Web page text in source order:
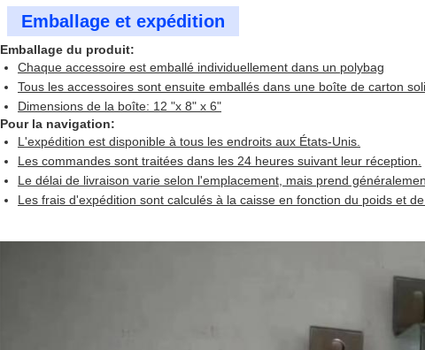
Emballage et expédition
Emballage du produit:
Chaque accessoire est emballé individuellement dans un polybag
Tous les accessoires sont ensuite emballés dans une boîte de carton
Dimensions de la boîte: 12 "x 8" x 6"
Pour la navigation:
L'expédition est disponible à tous les endroits aux États-Unis.
Les commandes sont traitées dans les 24 heures suivant leur réception.
Le délai de livraison varie selon l'emplacement, mais prend
Les frais d'expédition sont calculés à la caisse en fonction du poids et